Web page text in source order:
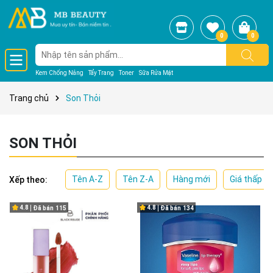
Kem Chống Nắng Tẩy Trang Toner Sữa Rửa Mặt
0 0
Trang chủ Son Thỏi
SON THỎI
Xếp theo: Tên A-Z Tên Z-A Hàng mới Giá thấp
4.8 Đã bán 115 4.8 Đã bán 134